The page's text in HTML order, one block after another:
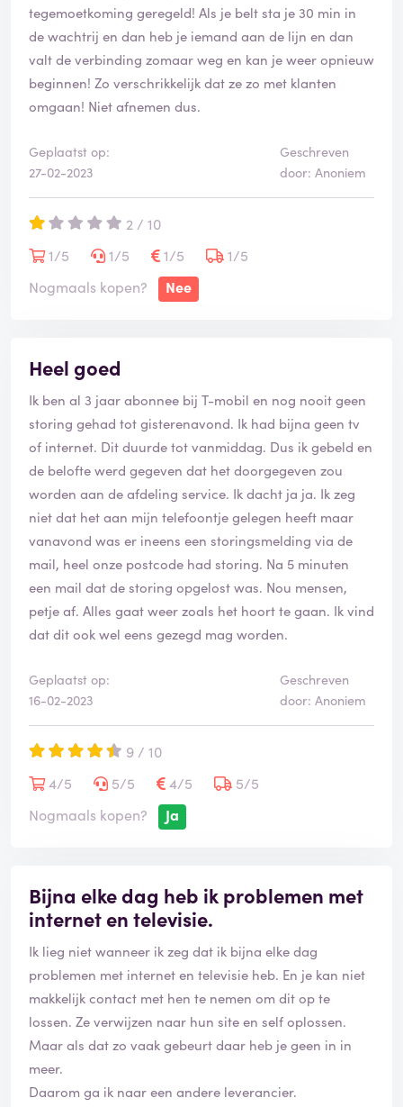
tegemoetkoming geregeld! Als je belt sta je 30 min in
de wachtrij en dan heb je iemand aan de lijn en dan
valt de verbinding zomaar weg en kan je weer opnieuw
beginnen! Zo verschrikkelijk dat ze zo met klanten
omgaan! Niet afnemen dus.
Geplaatst op:
27-02-2023
Geschreven
door: Anoniem
2 / 10
1/5
1/5 1/5
1/5
Nogmaals kopen?
Nee
Heel goed
Ik ben al 3 jaar abonnee bij T-mobil en nog nooit geen
storing gehad tot gisterenavond. Ik had bijna geen tv
of internet. Dit duurde tot vanmiddag. Dus ik gebeld en
de belofte werd gegeven dat het doorgegeven zou
worden aan de afdeling service. Ik dacht ja ja. Ik zeg
niet dat het aan mijn telefoontje gelegen heeft maar
vanavond was er ineens een storingsmelding via de
mail, heel onze postcode had storing. Na 5 minuten
een mail dat de storing opgelost was. Nou mensen,
petje af. Alles gaat weer zoals het hoort te gaan. Ik vind
dat dit ook wel eens gezegd mag worden.
Geplaatst op:
16-02-2023
Geschreven
door: Anoniem
9 / 10
4/5
5/5 4/5
5/5
Nogmaals kopen?
Ja
Bijna elke dag heb ik problemen met
internet en televisie.
Ik lieg niet wanneer ik zeg dat ik bijna elke dag
problemen met internet en televisie heb. En je kan niet
makkelijk contact met hen te nemen om dit op te
lossen. Ze verwijzen naar hun site en self oplossen.
Maar als dat zo vaak gebeurt daar heb je geen in in
meer.
Daarom ga ik naar een andere leverancier.